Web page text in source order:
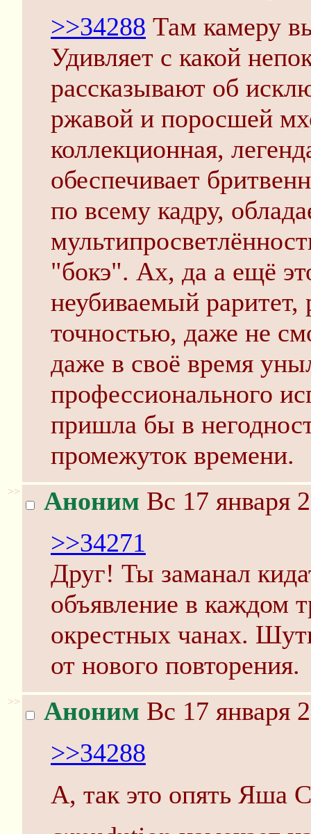
>>34288 Там камеру
Удивляет с какой
рассказывают об
ржавой и поросшей
коллекционная,
обеспечивает
по всему кадру,
"бокэ". Ах, да а ещё
неубиваемый
точностью, даже не
даже в своё время
профессионального
пришла бы в
промежуток времени.
>> Аноним Вс 17 января
>>34271
Друг! Ты заманал
объявление в каждом
окрестных чанах.
от нового повторения.
>> Аноним Вс 17 января
>>34288
А, так это опять Яша